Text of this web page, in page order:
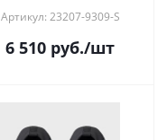
Артикул: 23207-9309-S
6 510 руб./шт